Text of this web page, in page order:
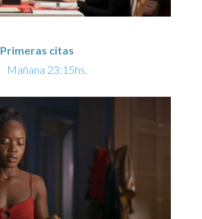
Primeras citas
Mañana 23:15hs.